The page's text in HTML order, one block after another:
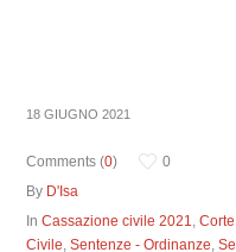
18 GIUGNO 2021
Comments (0)
0
By D'Isa
InCassazione civile 2021,
Civile,Sentenze - Ordinanze,